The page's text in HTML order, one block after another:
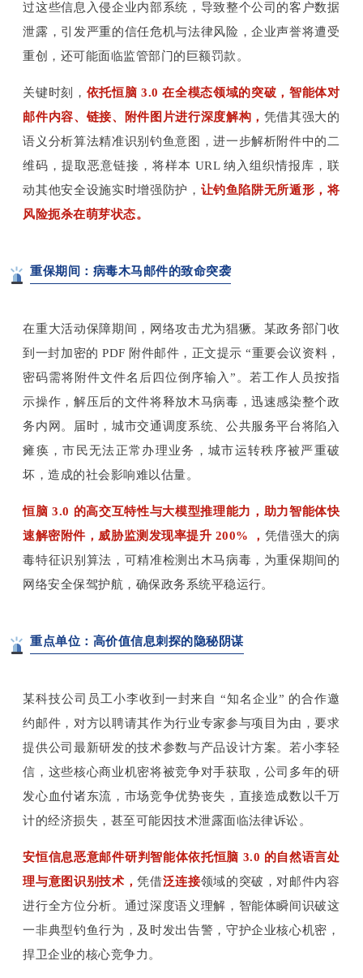
过这些信息入侵企业内部系统，导致整个公司的客户数据
泄露，引发严重的信任危机与法律风险，企业声誉将遭受
重创，还可能面临监管部门的巨额罚款。
关键时刻， 依托恒脑 3.0 在全模态领域的突破，智能体对
邮件内容、链接、附件图片进行深度解构， 凭借其强大的
语义分析算法精准识别钓鱼意图，进一步解析附件中的二
维码，提取恶意链接，将样本 URL 纳入组织情报库，联
动其他安全设施实时增强防护， 让钓鱼陷阱无所遁形，将
风险扼杀在萌芽状态。
重保期间：病毒木马邮件的致命突袭
在重大活动保障期间，网络攻击尤为猖獗。某政务部门收
到一封加密的 PDF 附件邮件，正文提示 “重要会议资料，
密码需将附件文件名后四位倒序输入”。若工作人员按指
示操作，解压后的文件将释放木马病毒，迅速感染整个政
务内网。届时，城市交通调度系统、公共服务平台将陷入
瘫痪，市民无法正常办理业务，城市运转秩序被严重破
坏，造成的社会影响难以估量。
恒脑 3.0 的高交互特性与大模型推理能力，助力智能体快
速解密附件，威胁监测发现率提升 200% ， 凭借强大的病
毒特征识别算法，可精准检测出木马病毒，为重保期间的
网络安全保驾护航，确保政务系统平稳运行。
重点单位：高价值信息刺探的隐秘阴谋
某科技公司员工小李收到一封来自 “知名企业” 的合作邀
约邮件，对方以聘请其作为行业专家参与项目为由，要求
提供公司最新研发的技术参数与产品设计方案。若小李轻
信，这些核心商业机密将被竞争对手获取，公司多年的研
发心血付诸东流，市场竞争优势丧失，直接造成数以千万
计的经济损失，甚至可能因技术泄露面临法律诉讼。
安恒信息恶意邮件研判智能体依托恒脑 3.0 的自然语言处
理与意图识别技术，凭借泛连接领域的突破，对邮件内容
进行全方位分析。通过深度语义理解，智能体瞬间识破这
一非典型钓鱼行为，及时发出告警，守护企业核心机密，
捍卫企业的核心竞争力。